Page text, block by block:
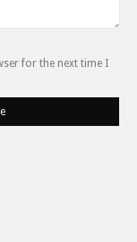
for the next time I